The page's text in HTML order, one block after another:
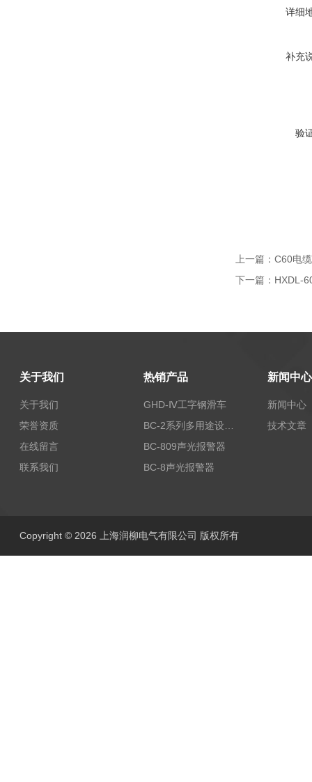
详细
补充
验
上一篇： C60电
下一篇： HXDL-
关于我们
关于我们
荣誉资质
在线留言
联系我们
热销产品
GHD-Ⅳ工字钢滑车
BC-809声光报警器
BC-8声光报警器
新闻中心
新闻中心
技术文章
Copyright © 2026 上海润柳电气有限公司 版权所有